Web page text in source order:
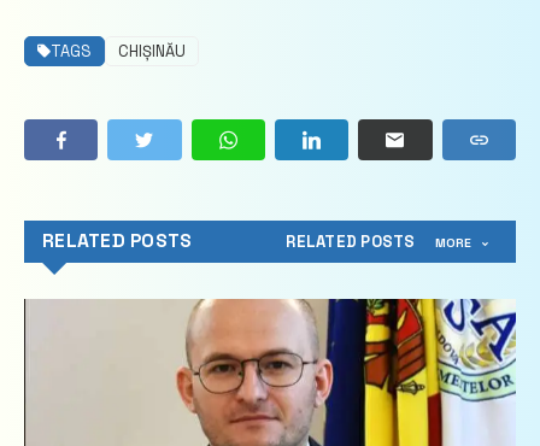
TAGS CHIȘINĂU
RELATED POSTS RELATED POSTS MORE